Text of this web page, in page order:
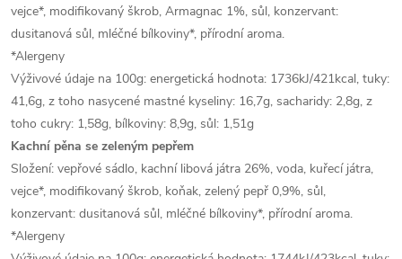
vejce*, modifikovaný škrob, Armagnac 1%, sůl, konzervant:
dusitanová sůl, mléčné bílkoviny*, přírodní aroma.
*Alergeny
Výživové údaje na 100g: energetická hodnota: 1736kJ/421kcal, tuky:
41,6g, z toho nasycené mastné kyseliny: 16,7g, sacharidy: 2,8g, z
toho cukry: 1,58g, bílkoviny: 8,9g, sůl: 1,51g
Kachní pěna se zeleným pepřem
Složení: vepřové sádlo, kachní libová játra 26%, voda, kuřecí játra,
vejce*, modifikovaný škrob, koňak, zelený pepř 0,9%, sůl,
konzervant: dusitanová sůl, mléčné bílkoviny*, přírodní aroma.
*Alergeny